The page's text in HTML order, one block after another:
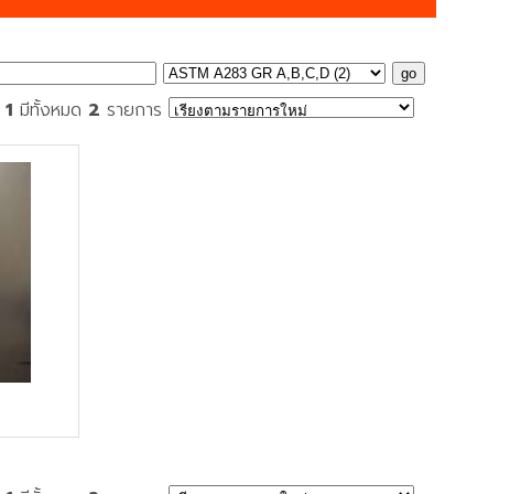
1 มีทั้งหมด 2 รายการ